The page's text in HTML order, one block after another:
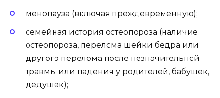
менопауза (включая преждевременную);
семейная история остеопороза (наличие
остеопороза, перелома шейки бедра или
другого перелома после незначительной
травмы или падения у родителей, бабушек,
дедушек);